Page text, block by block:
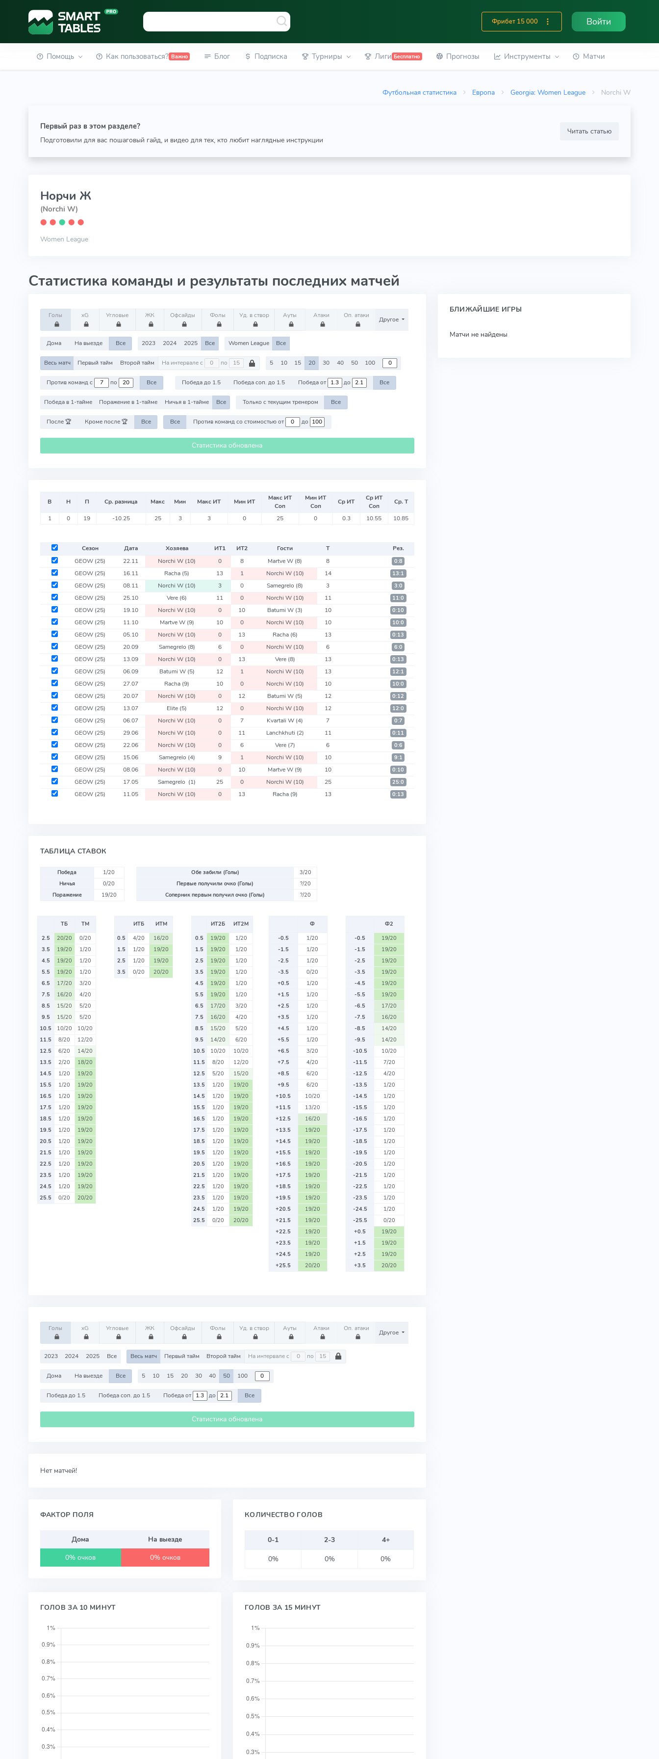
Фрибет 15 000 Войти
Помощь Как пользоваться? Важно Блог Подписка Турниры Лиги Бесплатно Прогнозы Инструменты Матчи
Футбольная статистика Европа Georgia: Women League Norchi W
Первый раз в этом разделе?
Подготовили для вас пошаговый гайд, и видео для тех, кто любит наглядные инструкции
Читать статью
Норчи Ж
(Norchi W)
⬤ ⬤ ⬤ ⬤ ⬤
Women League
Статистика команды и результаты последних матчей
Голы xG Угловые ЖК Офсайды Фолы Уд. в створ Ауты Атаки Оп. атаки
Другое
Дома На выезде Все 2023 2024 2025 Все Women League Все
Весь матч Первый тайм Второй тайм На интервале с по 5 10 15 20 30 40 50 100
Против команд с по Все Победа до 1.5 Победа соп. до 1.5 Победа от до Все
Победа в 1-тайме Поражение в 1-тайме Ничья в 1-тайме Все Только с текущим тренером Все
После 🏆 Кроме после 🏆 Все Все Против команд со стоимостью от до
Статистика обновлена
В Н П Ср. разница Макс Мин Макс ИТ Мин ИТ
Макс ИТ
Соп
Мин ИТ
Соп
Ср ИТ
Ср ИТ
Соп
Ср. Т
1 0 19 -10.25 25 3 3 0 25 0 0.3 10.55 10.85
Сезон Дата Хозяева ИТ1 ИТ2 Гости Т
Рез.
GEOW (25) 22.11 Norchi W (10) 0 8 Martve W (8) 8 0:8
GEOW (25) 16.11 Racha (5) 13 1 Norchi W (10) 14 13:1
GEOW (25) 08.11 Norchi W (10) 3 0 Samegrelo (8) 3 3:0
GEOW (25) 25.10 Vere (6) 11 0 Norchi W (10) 11 11:0
GEOW (25) 19.10 Norchi W (10) 0 10 Batumi W (3) 10 0:10
GEOW (25) 11.10 Martve W (9) 10 0 Norchi W (10) 10 10:0
GEOW (25) 05.10 Norchi W (10) 0 13 Racha (6) 13 0:13
GEOW (25) 20.09 Samegrelo (8) 6 0 Norchi W (10) 6 6:0
GEOW (25) 13.09 Norchi W (10) 0 13 Vere (8) 13 0:13
GEOW (25) 06.09 Batumi W (5) 12 1 Norchi W (10) 13 12:1
GEOW (25) 27.07 Racha (9) 10 0 Norchi W (10) 10 10:0
GEOW (25) 20.07 Norchi W (10) 0 12 Batumi W (5) 12 0:12
GEOW (25) 13.07 Elite (5) 12 0 Norchi W (10) 12 12:0
GEOW (25) 06.07 Norchi W (10) 0 7 Kvartali W (4) 7 0:7
GEOW (25) 29.06 Norchi W (10) 0 11 Lanchkhuti (2) 11 0:11
GEOW (25) 22.06 Norchi W (10) 0 6 Vere (7) 6 0:6
GEOW (25) 15.06 Samegrelo (4) 9 1 Norchi W (10) 10 9:1
GEOW (25) 08.06 Norchi W (10) 0 10 Martve W (9) 10 0:10
GEOW (25) 17.05 Samegrelo (1) 25 0 Norchi W (10) 25 25:0
GEOW (25) 11.05 Norchi W (10) 0 13 Racha (9) 13 0:13
ТАБЛИЦА СТАВОК
Победа
1/20
Ничья
0/20
Поражение
19/20
Обе забили (Голы)
3/20
Первые получили очко (Голы)
?/20
Соперник первым получил очко (Голы)
?/20
ТБ
ТМ
2.5
20/20
0/20
3.5
19/20
1/20
4.5
19/20
1/20
5.5
19/20
1/20
6.5
17/20
3/20
7.5
16/20
4/20
8.5
15/20
5/20
9.5
15/20
5/20
10.5
10/20
10/20
11.5
8/20
12/20
12.5
6/20
14/20
13.5
2/20
18/20
14.5
1/20
19/20
15.5
1/20
19/20
16.5
1/20
19/20
17.5
1/20
19/20
18.5
1/20
19/20
19.5
1/20
19/20
20.5
1/20
19/20
21.5
1/20
19/20
22.5
1/20
19/20
23.5
1/20
19/20
24.5
1/20
19/20
25.5
0/20 20/20
ИТБ
ИТМ
0.5
4/20
16/20
1.5
1/20
19/20
2.5
1/20
19/20
3.5
0/20 20/20
ИТ2Б
ИТ2М
0.5
19/20
1/20
1.5
19/20
1/20
2.5
19/20
1/20
3.5
19/20
1/20
4.5
19/20
1/20
5.5
19/20
1/20
6.5
17/20
3/20
7.5
16/20
4/20
8.5
15/20
5/20
9.5
14/20
6/20
10.5
10/20
10/20
11.5
8/20
12/20
12.5
5/20
15/20
13.5
1/20
19/20
14.5
1/20
19/20
15.5
1/20
19/20
16.5
1/20
19/20
17.5
1/20
19/20
18.5
1/20
19/20
19.5
1/20
19/20
20.5
1/20
19/20
21.5
1/20
19/20
22.5
1/20
19/20
23.5
1/20
19/20
24.5
1/20
19/20
25.5
0/20 20/20
Ф
-0.5
1/20
-1.5
1/20
-2.5
1/20
-3.5
0/20
+0.5
1/20
+1.5
1/20
+2.5
1/20
+3.5
1/20
+4.5
1/20
+5.5
1/20
+6.5
3/20
+7.5
4/20
+8.5
6/20
+9.5
6/20
+10.5
10/20
+11.5
13/20
+12.5
16/20
+13.5
19/20
+14.5
19/20
+15.5
19/20
+16.5
19/20
+17.5
19/20
+18.5
19/20
+19.5
19/20
+20.5
19/20
+21.5
19/20
+22.5
19/20
+23.5
19/20
+24.5
19/20
+25.5
20/20
Ф2
-0.5
19/20
-1.5
19/20
-2.5
19/20
-3.5
19/20
-4.5
19/20
-5.5
19/20
-6.5
17/20
-7.5
16/20
-8.5
14/20
-9.5
14/20
-10.5
10/20
-11.5
7/20
-12.5
4/20
-13.5
1/20
-14.5
1/20
-15.5
1/20
-16.5
1/20
-17.5
1/20
-18.5
1/20
-19.5
1/20
-20.5
1/20
-21.5
1/20
-22.5
1/20
-23.5
1/20
-24.5
1/20
-25.5
0/20
+0.5
19/20
+1.5
19/20
+2.5
19/20
+3.5
20/20
Голы xG Угловые ЖК Офсайды Фолы Уд. в створ Ауты Атаки Оп. атаки
Другое
2023 2024 2025 Все Весь матч Первый тайм Второй тайм На интервале с по
Дома На выезде Все 5 10 15 20 30 40 50 100
Победа до 1.5 Победа соп. до 1.5 Победа от до Все
Статистика обновлена
Нет матчей!
ФАКТОР ПОЛЯ
Дома
На выезде
0% очков
0% очков
КОЛИЧЕСТВО ГОЛОВ
0-1 2-3
4+
0%
0% 0%
ГОЛОВ ЗА 10 МИНУТ ГОЛОВ ЗА 15 МИНУТ
БЛИЖАЙШИЕ ИГРЫ
Матчи не найдены